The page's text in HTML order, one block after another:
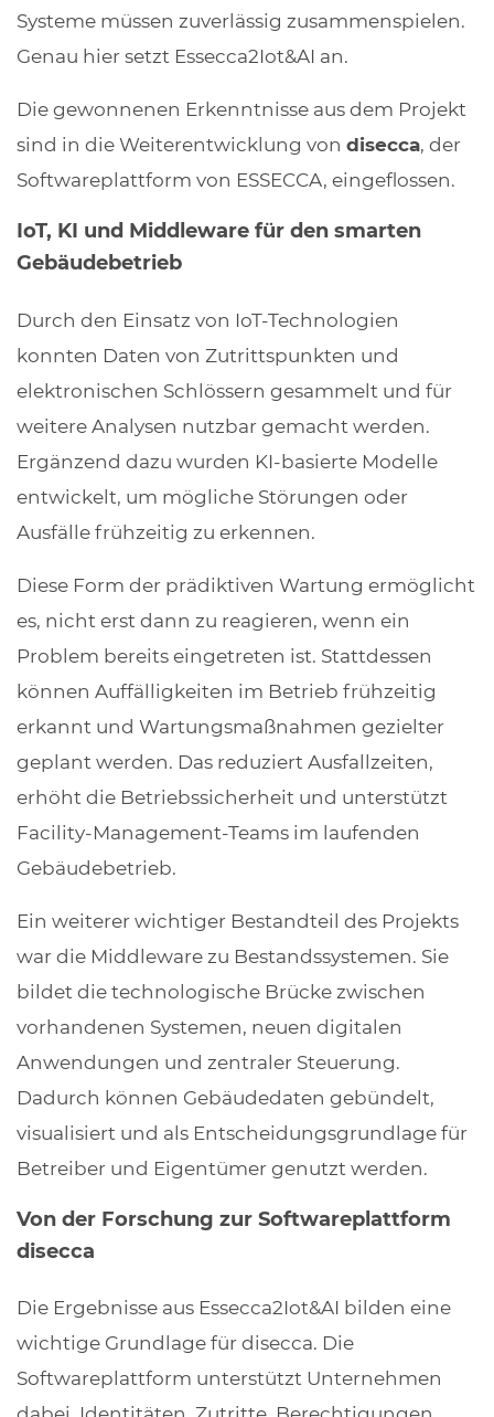
Systeme müssen zuverlässig zusammenspielen.
Genau hier setzt Essecca2Iot&AI an.
Die gewonnenen Erkenntnisse aus dem Projekt
sind in die Weiterentwicklung von disecca, der
Softwareplattform von ESSECCA, eingeflossen.
IoT, KI und Middleware für den smarten
Gebäudebetrieb
Durch den Einsatz von IoT-Technologien
konnten Daten von Zutrittspunkten und
elektronischen Schlössern gesammelt und für
weitere Analysen nutzbar gemacht werden.
Ergänzend dazu wurden KI-basierte Modelle
entwickelt, um mögliche Störungen oder
Ausfälle frühzeitig zu erkennen.
Diese Form der prädiktiven Wartung ermöglicht
es, nicht erst dann zu reagieren, wenn ein
Problem bereits eingetreten ist. Stattdessen
können Auffälligkeiten im Betrieb frühzeitig
erkannt und Wartungsmaßnahmen gezielter
geplant werden. Das reduziert Ausfallzeiten,
erhöht die Betriebssicherheit und unterstützt
Facility-Management-Teams im laufenden
Gebäudebetrieb.
Ein weiterer wichtiger Bestandteil des Projekts
war die Middleware zu Bestandssystemen. Sie
bildet die technologische Brücke zwischen
vorhandenen Systemen, neuen digitalen
Anwendungen und zentraler Steuerung.
Dadurch können Gebäudedaten gebündelt,
visualisiert und als Entscheidungsgrundlage für
Betreiber und Eigentümer genutzt werden.
Von der Forschung zur Softwareplattform
disecca
Die Ergebnisse aus Essecca2Iot&AI bilden eine
wichtige Grundlage für disecca. Die
Softwareplattform unterstützt Unternehmen